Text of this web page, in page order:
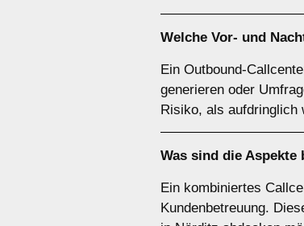
Welche Vor- und
Ein Outbound-
generieren oder
Risiko, als aufdringlich
Was sind die
Ein kombiniertes
Kundenbetreuung.